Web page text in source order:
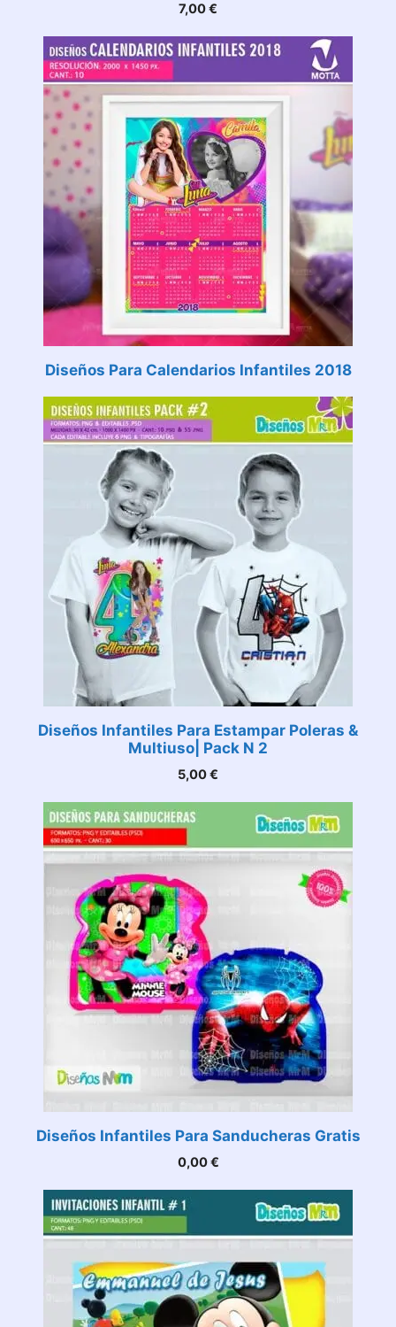
7,00€
Diseños Para Calendarios Infantiles 2018
Diseños Infantiles Para Estampar Poleras &
Multiuso| Pack N 2
5,00€
Diseños Infantiles Para Sanducheras Gratis
0,00€